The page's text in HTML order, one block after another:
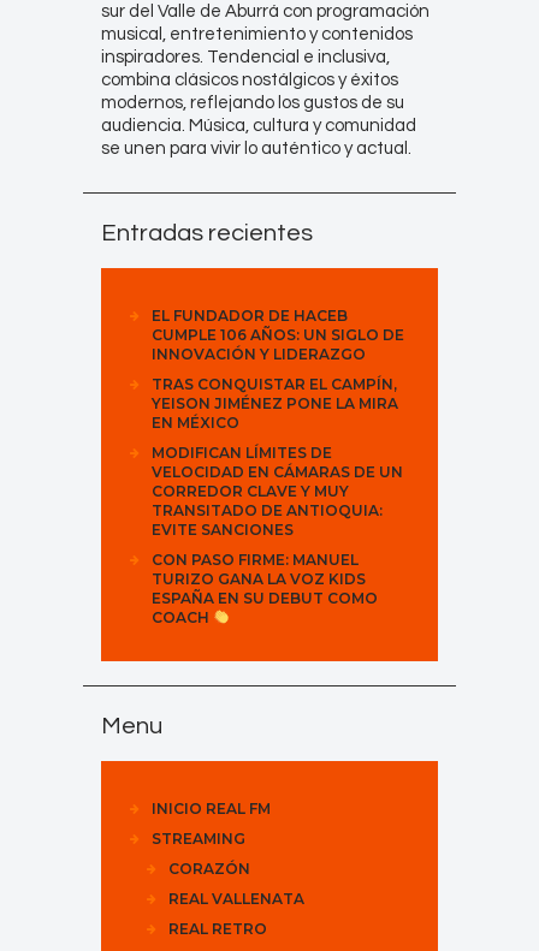
sur del Valle de Aburrá con programación
musical, entretenimiento y contenidos
inspiradores. Tendencial e inclusiva,
combina clásicos nostálgicos y éxitos
modernos, reflejando los gustos de su
audiencia. Música, cultura y comunidad
se unen para vivir lo auténtico y actual.
Entradas recientes
EL FUNDADOR DE HACEB
CUMPLE 106 AÑOS: UN SIGLO DE
INNOVACIÓN Y LIDERAZGO
TRAS CONQUISTAR EL CAMPÍN,
YEISON JIMÉNEZ PONE LA MIRA
EN MÉXICO
MODIFICAN LÍMITES DE
VELOCIDAD EN CÁMARAS DE UN
CORREDOR CLAVE Y MUY
TRANSITADO DE ANTIOQUIA:
EVITE SANCIONES
CON PASO FIRME: MANUEL
TURIZO GANA LA VOZ KIDS
ESPAÑA EN SU DEBUT COMO
COACH
Menu
INICIO REAL FM
STREAMING
CORAZÓN
REAL VALLENATA
REAL RETRO